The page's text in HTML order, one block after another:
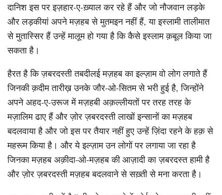
दानिश इस पर इज़हार-ए-ख़्याल कर रहे हैं और जो नौजवान लड़के
और लड़कीयां अपने मज़हब से मुतमइन नहीं हैं, या इस्लामी तालीमात
से मुतास्सिर हैं उन्हें मालूम हो गया है कि कैसे इस्लाम क़बूल किया जा
सकता है।
हैरत है कि ज़बरदस्ती तबदीलई मज़हब का इल्ज़ाम वो लोग लगाते हैं
जिनकी क़दीम तारीख़ उनके जौर-ओ-सितम से भरी हुई है, जिन्होंने
अपने अहद-ए-उरूज में मज़हबी अक़ल्लीयतों पर तरह तरह के
मज़ालिम ढाए हैं और ज़ोर ज़बरदस्ती लाखों इन्सानों का मज़हब
बदलवाया है और जो इस पर तैयार नहीं हुए उन्हें ज़िंदा रहने के हक़ से
महरूम किया है। और ये इल्ज़ाम उन लोगों पर लगाया जा रहा है
जिनका मज़हब अक़ीदा-ओ-मज़हब की आज़ादी का ज़बरदस्त हामी है
और ज़ोर ज़बरदस्ती मज़हब बदलवाने से सख़्ती से मना करता है।